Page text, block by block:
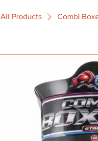
All Products Combi